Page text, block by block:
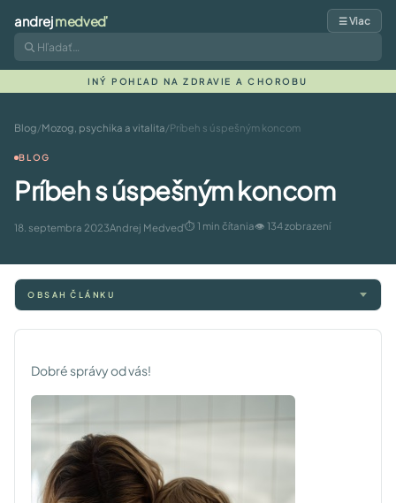
andrejmedveď ☰ Viac
INÝ POHĽAD NA ZDRAVIE A CHOROBU
Blog/Mozog, psychika a vitalita/Príbeh s úspešným koncom
BLOG
Príbeh s úspešným koncom
18. septembra 2023Andrej Medveď⏱ 1 min čítania👁 134 zobrazení
OBSAH ČLÁNKU
Dobré správy od vás!